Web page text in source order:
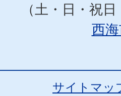
（土・日・祝
西
サイトマッ